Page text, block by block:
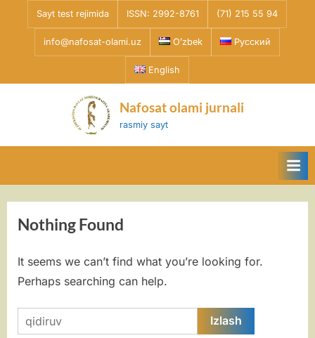
Sayt test rejimida ISSN: 2992-8761 (71) 215 55 94
info@nafosat-olami.uz Oʻzbek Русский
English
Nafosat olami jurnali
rasmiy sayt
Nothing Found
It seems we can’t find what you’re looking for.
Perhaps searching can help.
Qidirshish: